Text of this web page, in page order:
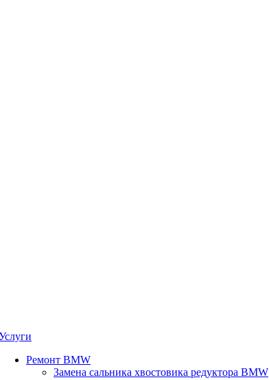
Ремонт BMW
Замена сальника хвостовика редуктора BMW